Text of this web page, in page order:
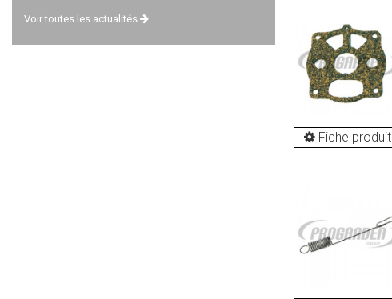
Voir toutes les actualités
Fiche produit